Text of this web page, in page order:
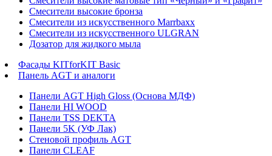
Смесители высокие бронза
Смесители из искусственного Marrbaxx
Смесители из искусственного ULGRAN
Дозатор для жидкого мыла
Фасады KITforKIT Basic
Панель AGT и аналоги
Панели AGT High Gloss (Основа МДФ)
Панели HI WOOD
Панели TSS DEKTA
Панели 5K (УФ Лак)
Стеновой профиль AGT
Панели CLEAF